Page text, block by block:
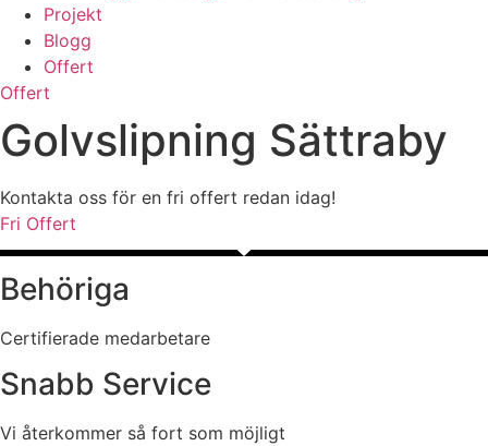
Projekt
Blogg
Offert
Offert
Golvslipning Sättraby
Kontakta oss för en fri offert redan idag!
Fri Offert
Behöriga
Certifierade medarbetare
Snabb Service
Vi återkommer så fort som möjligt